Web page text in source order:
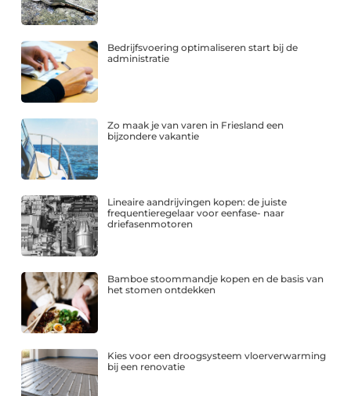
Bedrijfsvoering optimaliseren start bij de
administratie
Zo maak je van varen in Friesland een
bijzondere vakantie
Lineaire aandrijvingen kopen: de juiste
frequentieregelaar voor eenfase- naar
driefasenmotoren
Bamboe stoommandje kopen en de basis van
het stomen ontdekken
Kies voor een droogsysteem vloerverwarming
bij een renovatie